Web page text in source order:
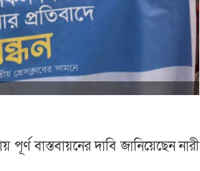
বাস্তবায়নের দাবি জানিয়েছেন নারী